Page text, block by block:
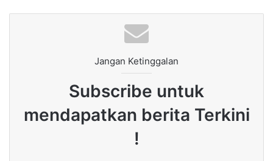
Jangan Ketinggalan
Subscribe untuk
mendapatkan berita Terkini
!